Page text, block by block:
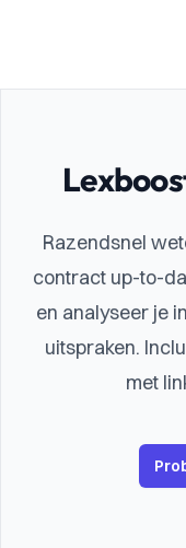
Razendsnel
contract up-to-
en analyseer je
uitspraken.
met